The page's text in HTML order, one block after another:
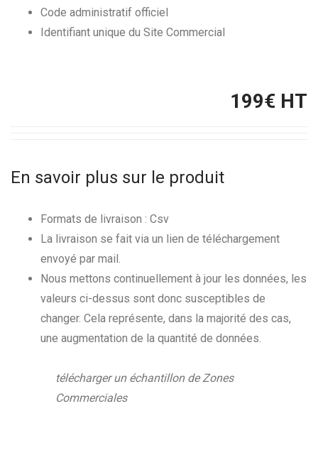
Code administratif officiel
Identifiant unique du Site Commercial
199€ HT
En savoir plus sur le produit
Formats de livraison : Csv
La livraison se fait via un lien de téléchargement
envoyé par mail.
Nous mettons continuellement à jour les données, les
valeurs ci-dessus sont donc susceptibles de
changer. Cela représente, dans la majorité des cas,
une augmentation de la quantité de données.
télécharger un échantillon de Zones
Commerciales